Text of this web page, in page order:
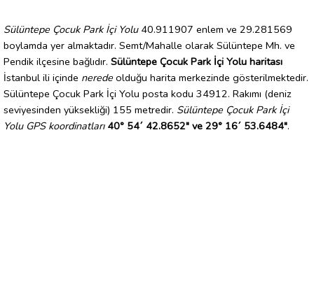
Sülüntepe Çocuk Park İçi Yolu40.911907 enlem ve 29.281569
boylamda yer almaktadır. Semt/Mahalle olarak Sülüntepe Mh. ve
Pendik ilçesine bağlıdır. Sülüntepe Çocuk Park İçi Yolu haritası
İstanbul ili içinde nerede olduğu harita merkezinde gösterilmektedir.
Sülüntepe Çocuk Park İçi Yolu posta kodu 34912. Rakımı (deniz
seviyesinden yüksekliği) 155 metredir. Sülüntepe Çocuk Park İçi
Yolu GPS koordinatları 40° 54´ 42.8652" ve 29° 16´ 53.6484".